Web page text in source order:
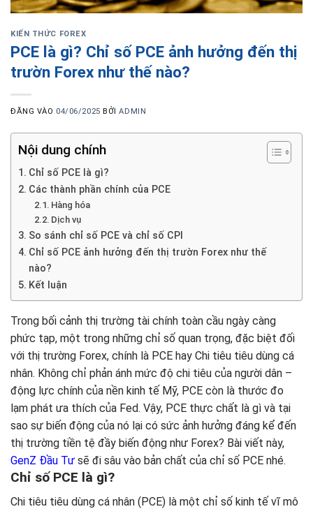
KIẾN THỨC FOREX
PCE là gì? Chỉ số PCE ảnh hưởng đến thị
trườn Forex như thế nào?
ĐĂNG VÀO 04/06/2025 BỞIADMIN
Nội dung chính
Chỉ số PCE là gì?
Các thành phần chính của PCE
Hàng hóa
Dịch vụ
So sánh chỉ số PCE và chỉ số CPI
Chỉ số PCE ảnh hưởng đến thị trườn Forex như thế
nào?
Kết luận
Trong bối cảnh thị trường tài chính toàn cầu ngày càng
phức tạp, một trong những chỉ số quan trọng, đặc biệt đối
với thị trường Forex, chính là PCE hay Chi tiêu tiêu dùng cá
nhân. Không chỉ phản ánh mức độ chi tiêu của người dân –
động lực chính của nền kinh tế Mỹ, PCE còn là thước đo
lạm phát ưa thích của Fed. Vậy, PCE thực chất là gì và tại
sao sự biến động của nó lại có sức ảnh hưởng đáng kể đến
thị trường tiền tệ đầy biến động như Forex? Bài viết này,
GenZ Đầu Tư sẽ đi sâu vào bản chất của chỉ số PCE nhé.
Chỉ số PCE là gì?
Chi tiêu tiêu dùng cá nhân (PCE) là một chỉ số kinh tế vĩ mô